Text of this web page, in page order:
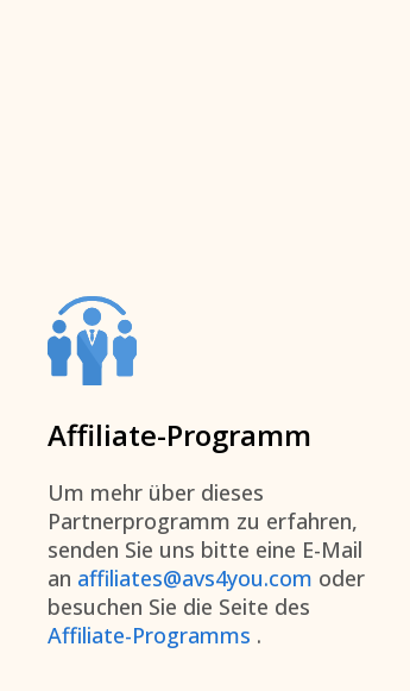
Affiliate-Programm
Um mehr über dieses
Partnerprogramm zu erfahren,
senden Sie uns bitte eine E-Mail
an affiliates@avs4you.com oder
besuchen Sie die Seite des
Affiliate-Programms .